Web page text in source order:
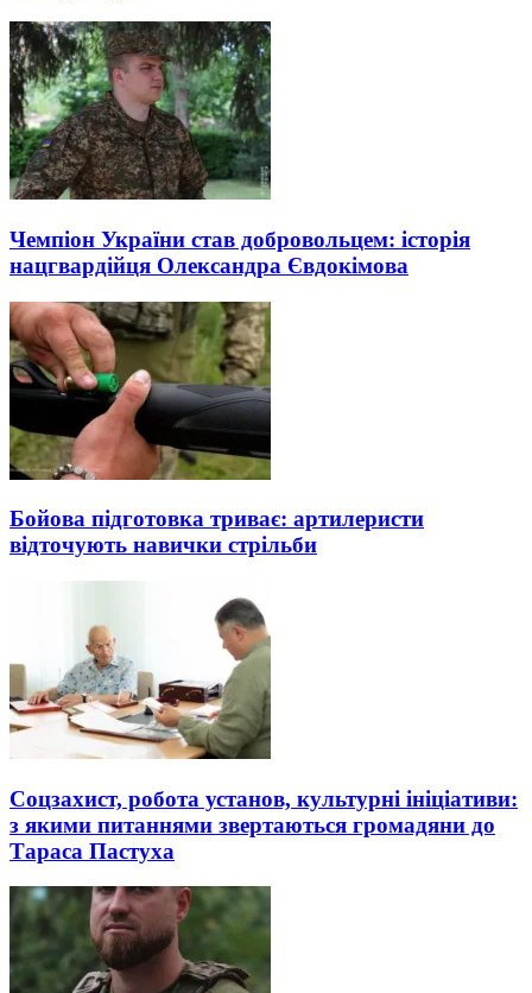
Чемпіон України став добровольцем: історія
нацгвардійця Олександра Євдокімова
Бойова підготовка триває: артилеристи
відточують навички стрільби
Соцзахист, робота установ, культурні ініціативи:
з якими питаннями звертаються громадяни до
Тараса Пастуха